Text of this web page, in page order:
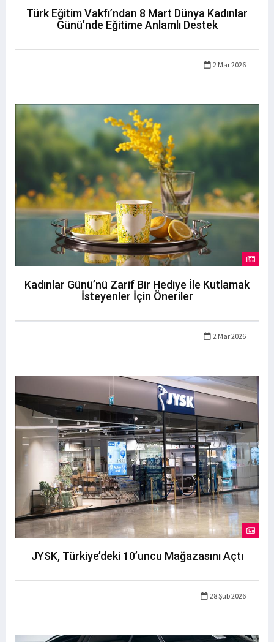
Türk Eğitim Vakfı’ndan 8 Mart Dünya Kadınlar
Günü’nde Eğitime Anlamlı Destek
2 Mar 2026
Kadınlar Günü’nü Zarif Bir Hediye İle Kutlamak
İsteyenler İçin Öneriler
2 Mar 2026
JYSK, Türkiye’deki 10’uncu Mağazasını Açtı
28 Şub 2026